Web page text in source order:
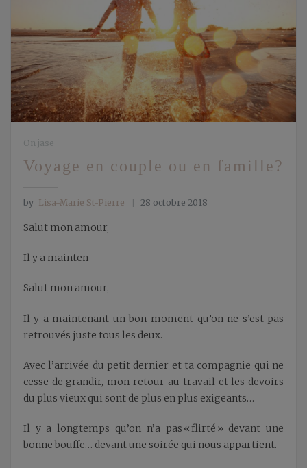
On jase
Voyage en couple ou en famille?
by Lisa-Marie St-Pierre 28 octobre 2018
Salut mon amour,
Il y a mainten
Salut mon amour,
Il y a maintenant un bon moment qu’on ne s’est pas
retrouvés juste tous les deux.
Avec l’arrivée du petit dernier et ta compagnie qui ne
cesse de grandir, mon retour au travail et les devoirs
du plus vieux qui sont de plus en plus exigeants…
Il y a longtemps qu’on n’a pas « flirté » devant une
bonne bouffe… devant une soirée qui nous appartient.